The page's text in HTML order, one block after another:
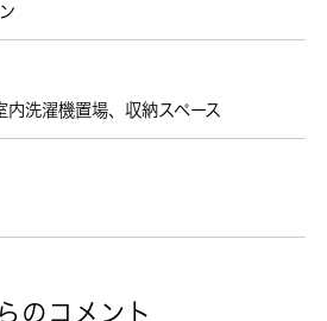
内洗濯機置場、 収納スペース
のコメント